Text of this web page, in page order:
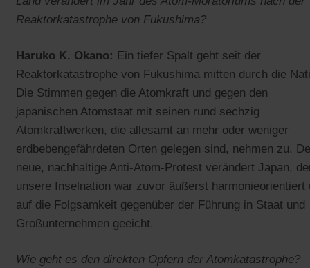
Reaktorkatastrophe von Fukushima?
Haruko K. Okano: Ein tiefer Spalt geht seit der
Reaktorkatastrophe von Fukushima mitten durch die
Die Stimmen gegen die Atomkraft und gegen den
japanischen Atomstaat mit seinen rund sechzig
Atomkraftwerken, die allesamt an mehr oder weniger
erdbebengefährdeten Orten gelegen sind, nehmen zu.
neue, nachhaltige Anti-Atom-Protest verändert Japan,
unsere Inselnation war zuvor äußerst harmonieorientiert
auf die Folgsamkeit gegenüber der Führung in Staat und
Großunternehmen geeicht.
Wie geht es den direkten Opfern der Atomkatastrophe?